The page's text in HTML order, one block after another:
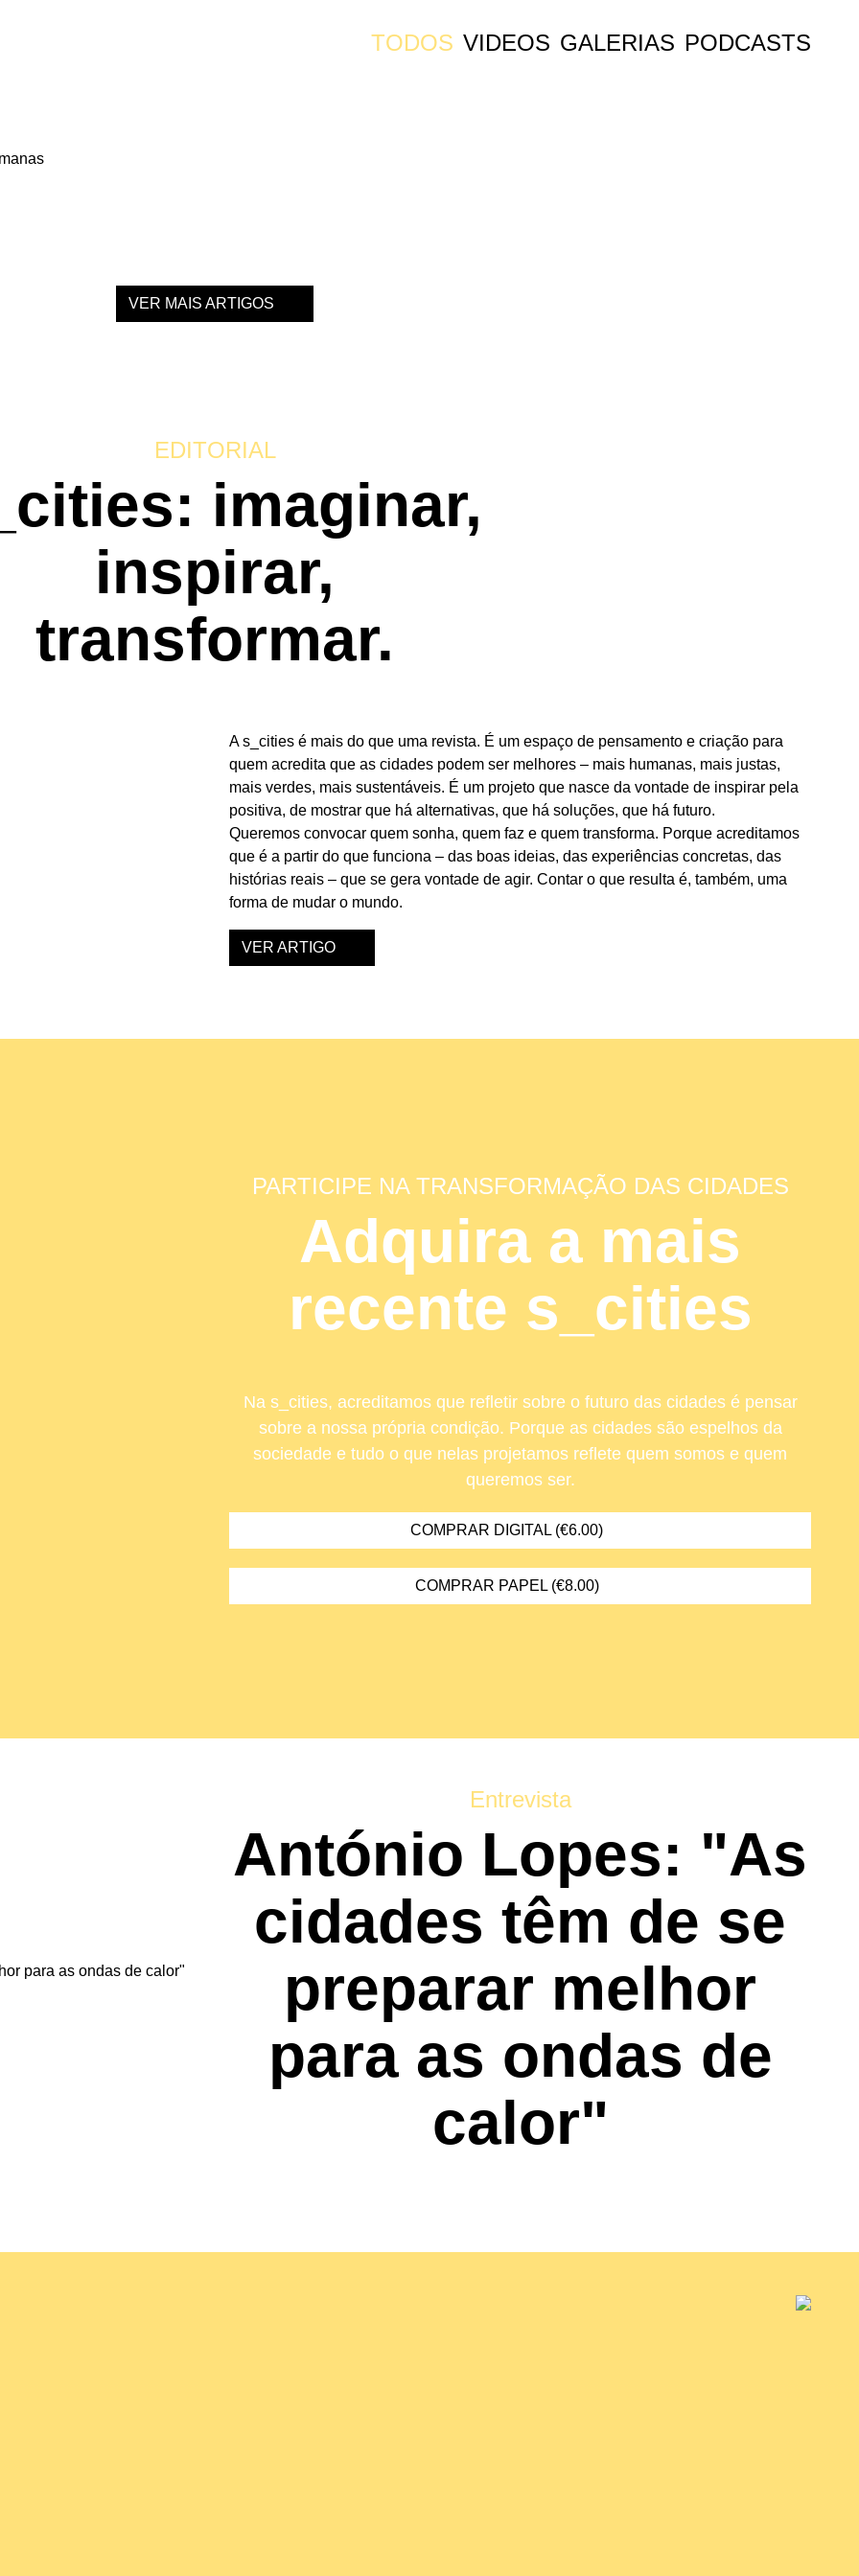
TODOS VIDEOS GALERIAS PODCASTS
VER MAIS ARTIGOS
EDITORIAL
imaginar,
inspirar,
transformar.
A s_cities é mais do que uma revista. É um espaço de pensamento e criação para
quem acredita que as cidades podem ser melhores – mais humanas, mais justas,
mais verdes, mais sustentáveis. É um projeto que nasce da vontade de inspirar pela
positiva, de mostrar que há alternativas, que há soluções, que há futuro.
Queremos convocar quem sonha, quem faz e quem transforma. Porque acreditamos
que é a partir do que funciona – das boas ideias, das experiências concretas, das
histórias reais – que se gera vontade de agir. Contar o que resulta é, também, uma
forma de mudar o mundo.
VER ARTIGO
PARTICIPE NA TRANSFORMAÇÃO DAS CIDADES
Adquira a mais
recente s_cities
Na s_cities, acreditamos que refletir sobre o futuro das cidades é pensar
sobre a nossa própria condição. Porque as cidades são espelhos da
sociedade e tudo o que nelas projetamos reflete quem somos e quem
queremos ser.
COMPRAR DIGITAL (€6.00)
COMPRAR PAPEL (€8.00)
Entrevista
António Lopes: "As
cidades têm de se
preparar melhor
para as ondas de
calor"